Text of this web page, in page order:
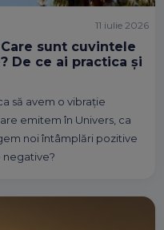
sunt cuvintele
De ce ai practica și
să avem o vibrație
emitem în Univers, ca
noi întâmplări pozitive
negative?
11 iulie 2026